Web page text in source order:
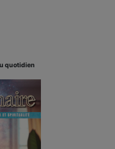
quotidien